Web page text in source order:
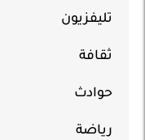
تليفزيون
ثقافة
حوادث
رياضة